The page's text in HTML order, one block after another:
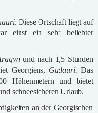
. Diese Ortschaft liegt auf
einst ein sehr beliebter
und nach 1,5 Stunden
Georgiens, Gudauri. Das
Höhenmetern und bietet
schneesicheren Urlaub.
an der Georgischen